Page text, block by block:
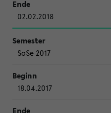
02.02.2018
SoSe 2017
18.04.2017